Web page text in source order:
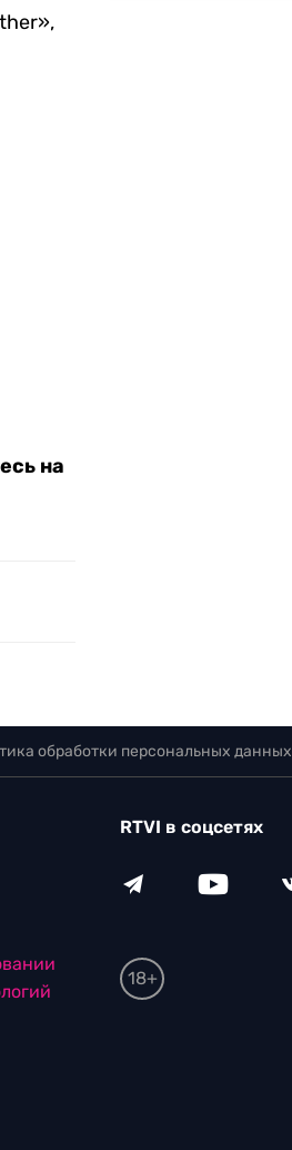
на
обработки персональных данных
RTVI в соцсетях
18+